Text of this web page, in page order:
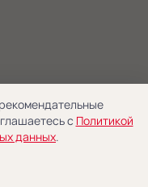
с Политикой
данных.